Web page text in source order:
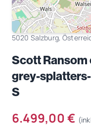
5020 Salzburg,
Scott Ransom
grey-
S
6.499,00 €